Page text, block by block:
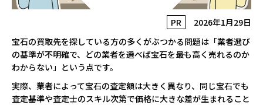
PR
2026年1月29日
宝石の買取先を探している方の多くがぶつかる問題は「業者選び
の基準が不明確で、どの業者を選べば宝石を最も高く売れるのか
わからない」という点です。
実際、業者によって宝石の査定額は大きく異なり、同じ宝石でも
査定基準や査定士のスキル次第で価格に大きな差が生まれること